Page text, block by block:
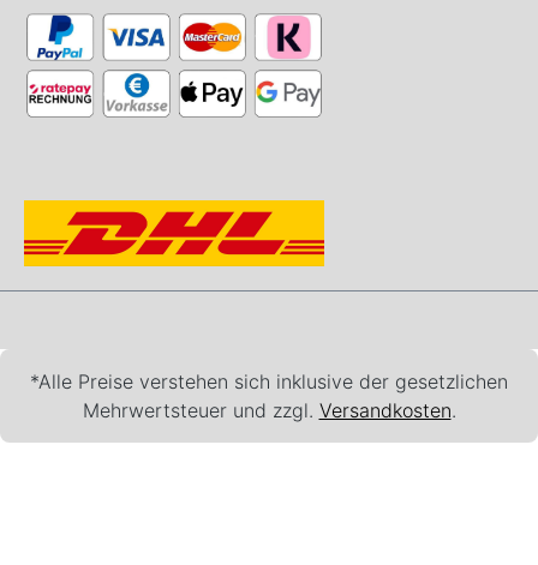
*Alle Preise verstehen sich inklusive der gesetzlichen
Mehrwertsteuer und zzgl. Versandkosten.